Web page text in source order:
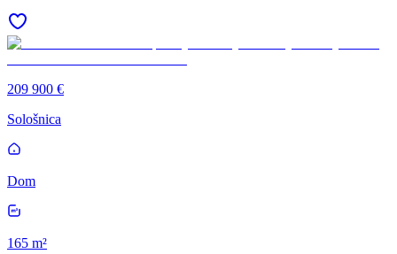
209 900 €
Sološnica
Dom
165 m²